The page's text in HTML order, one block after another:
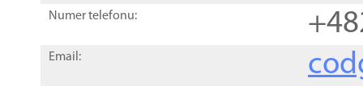
Numer telefonu:
Email: